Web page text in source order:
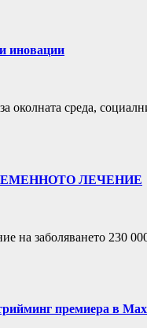
иновации
среда,
ЛЕЧЕНИЕ
заболяването 230
премиера в Max